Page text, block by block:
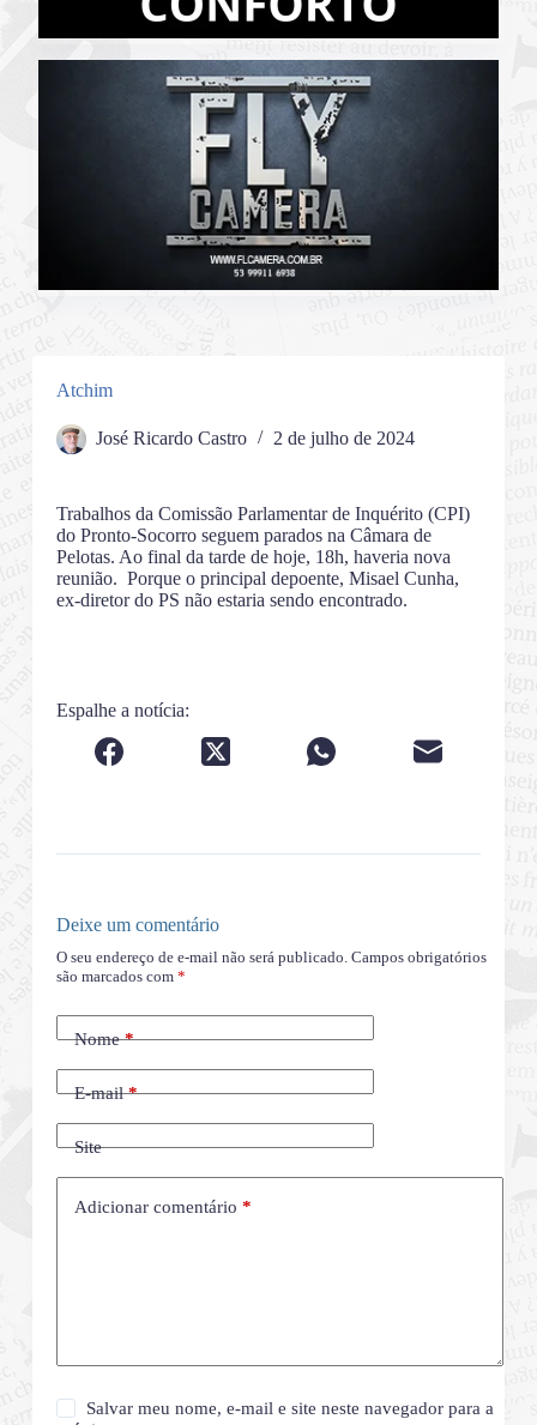
Atchim
José Ricardo Castro 2 de julho de 2024
Trabalhos da Comissão Parlamentar de Inquérito (CPI)
do Pronto-Socorro seguem parados na Câmara de
Pelotas. Ao final da tarde de hoje, 18h, haveria nova
reunião. Porque o principal depoente, Misael Cunha,
ex-diretor do PS não estaria sendo encontrado.
Espalhe a notícia:
Deixe um comentário
O seu endereço de e-mail não será publicado. Campos obrigatórios
são marcados com *
Nome*
E-mail*
Site
Adicionar comentário *
Salvar meu nome, e-mail e site neste navegador para a